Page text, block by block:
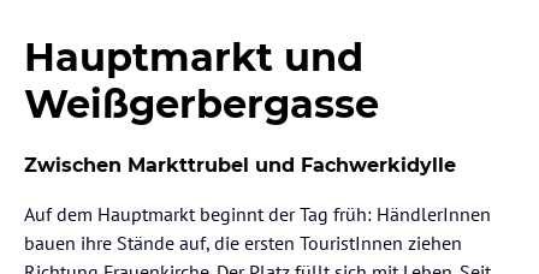
Hauptmarkt und
Weißgerbergasse
Zwischen Markttrubel und Fachwerkidylle
Auf dem Hauptmarkt beginnt der Tag früh: HändlerInnen
bauen ihre Stände auf, die ersten TouristInnen ziehen